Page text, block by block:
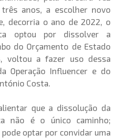
anos, a escolher novo
decorria o ano de 2022, o
optou por dissolver a
do Orçamento de Estado
voltou a fazer uso dessa
Operação Influencer e do
Costa.
que a dissolução da
não é o único caminho;
pode optar por convidar uma